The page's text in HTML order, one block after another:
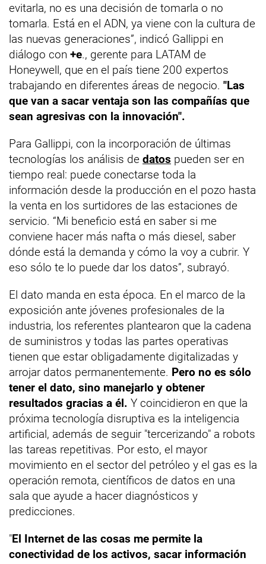
evitarla, no es una decisión de tomarla o no
tomarla. Está en el ADN, ya viene con la cultura de
las nuevas generaciones”, indicó Gallippi en
diálogo con +e., gerente para LATAM de
Honeywell, que en el país tiene 200 expertos
trabajando en diferentes áreas de negocio. "Las
que van a sacar ventaja son las compañías que
sean agresivas con la innovación".
Para Gallippi, con la incorporación de últimas
tecnologías los análisis de datos pueden ser en
tiempo real: puede conectarse toda la
información desde la producción en el pozo hasta
la venta en los surtidores de las estaciones de
servicio. “Mi beneficio está en saber si me
conviene hacer más nafta o más diesel, saber
dónde está la demanda y cómo la voy a cubrir. Y
eso sólo te lo puede dar los datos”, subrayó.
El dato manda en esta época. En el marco de la
exposición ante jóvenes profesionales de la
industria, los referentes plantearon que la cadena
de suministros y todas las partes operativas
tienen que estar obligadamente digitalizadas y
arrojar datos permanentemente. Pero no es sólo
tener el dato, sino manejarlo y obtener
resultados gracias a él. Y coincidieron en que la
próxima tecnología disruptiva es la inteligencia
artificial, además de seguir "tercerizando" a robots
las tareas repetitivas. Por esto, el mayor
movimiento en el sector del petróleo y el gas es la
operación remota, científicos de datos en una
sala que ayude a hacer diagnósticos y
predicciones.
"El Internet de las cosas me permite la
conectividad de los activos, sacar información